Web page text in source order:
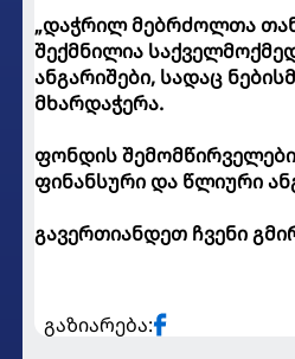
„დაჭრილ მებრძოლთა
შექმნილია
ანგარიშები, სადაც
მხარდაჭერა.
ფონდის შემომწირველები
ფინანსურიდა წლიური
გავერთიანდეთ ჩვენი
გაზიარება: